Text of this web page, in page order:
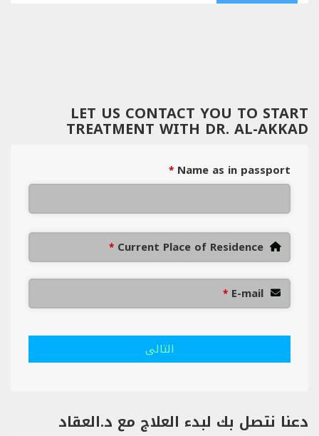
LET US CONTACT YOU TO START
TREATMENT WITH DR. AL-AKKAD
Name as in passport
*
Current Place of Residence
*
E-mail
*
التالى
دعنا نتصل بك لبدء العلاج مع د.العقاد